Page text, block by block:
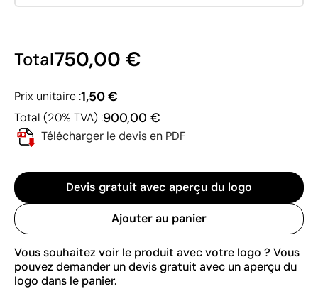
Total750,00 €
Prix unitaire :1,50 €
Total (20% TVA) :900,00 €
Télécharger le devis en PDF
Devis gratuit avec aperçu du logo
Ajouter au panier
Vous souhaitez voir le produit avec votre logo ? Vous
pouvez demander un devis gratuit avec un aperçu du
logo dans le panier.